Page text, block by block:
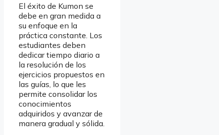
El éxito de Kumon se
debe en gran medida a
su enfoque en la
práctica constante. Los
estudiantes deben
dedicar tiempo diario a
la resolución de los
ejercicios propuestos en
las guías, lo que les
permite consolidar los
conocimientos
adquiridos y avanzar de
manera gradual y sólida.